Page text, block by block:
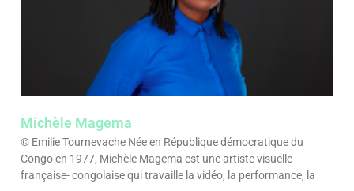
Michèle Magema
© Emilie Tournevache Née en République démocratique du
Congo en 1977, Michèle Magema est une artiste visuelle
française- congolaise qui travaille la vidéo, la performance, la